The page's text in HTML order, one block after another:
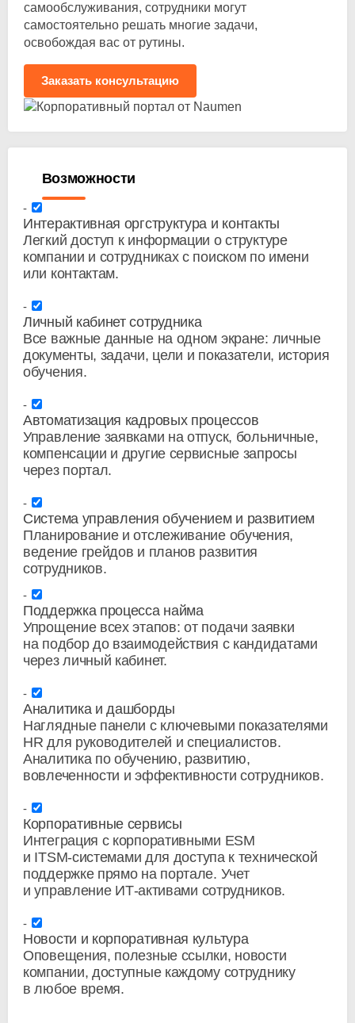
самообслуживания, сотрудники могут
самостоятельно решать многие задачи,
освобождая вас от рутины.
Заказать консультацию
Возможности
Интерактивная оргструктура и контакты
Легкий доступ к информации о структуре
компании и сотрудниках с поиском по имени
или контактам.
Личный кабинет сотрудника
Все важные данные на одном экране: личные
документы, задачи, цели и показатели, история
обучения.
Автоматизация кадровых процессов
Управление заявками на отпуск, больничные,
компенсации и другие сервисные запросы
через портал.
Система управления обучением и развитием
Планирование и отслеживание обучения,
ведение грейдов и планов развития
сотрудников.
Поддержка процесса найма
Упрощение всех этапов: от подачи заявки
на подбор до взаимодействия с кандидатами
через личный кабинет.
Аналитика и дашборды
Наглядные панели с ключевыми показателями
HR для руководителей и специалистов.
Аналитика по обучению, развитию,
вовлеченности и эффективности сотрудников.
Корпоративные сервисы
Интеграция с корпоративными ESM
и ITSM-системами для доступа к технической
поддержке прямо на портале. Учет
и управление ИТ-активами сотрудников.
Новости и корпоративная культура
Оповещения, полезные ссылки, новости
компании, доступные каждому сотруднику
в любое время.